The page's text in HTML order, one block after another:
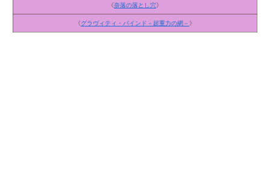
《奈落の落とし穴》
《グラヴィティ・バインド－超重力の網－ 》